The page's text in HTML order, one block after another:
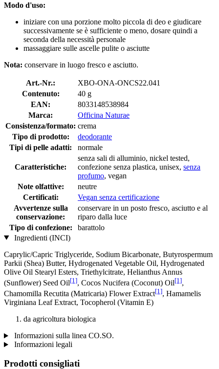
Modo d'uso:
iniziare con una porzione molto piccola di deo e giudicare
successivamente se è sufficiente o meno, dosare quindi a
seconda della necessità personale
massaggiare sulle ascelle pulite o asciutte
Nota: conservare in luogo fresco e asciutto.
Art.-Nr.:
XBO-ONA-ONCS22.041
Contenuto:
40 g
EAN:
8033148538984
Marca:
Officina Naturae
Consistenza/formato: crema
Tipo di prodotto:
deodorante
Tipi di pelle adatti:
normale
Caratteristiche:
senza sali di alluminio, nickel tested,
confezione senza plastica, unisex, senza
profumo, vegan
Note olfattive:
neutre
Certificati:
Vegan senza certificazione
Avvertenze sulla
conservazione:
conservare in un posto fresco, asciutto e al
riparo dalla luce
Tipo di confezione:
barattolo
Ingredienti (INCI)
Caprylic/Capric Triglyceride, Sodium Bicarbonate, Butyrospermum
Parkii (Shea) Butter, Hydrogenated Vegetable Oil, Hydrogenated
Olive Oil Stearyl Esters, Triethylcitrate, Helianthus Annus
(Sunflower) Seed Oil[1], Cocos Nucifera (Coconut) Oil[1],
Chamomilla Recutita (Matricaria) Flower Extract[1], Hamamelis
Virginiana Leaf Extract, Tocopherol (Vitamin E)
da agricoltura biologica
Informazioni sulla linea CO.SO.
Informazioni legali
Prodotti consigliati